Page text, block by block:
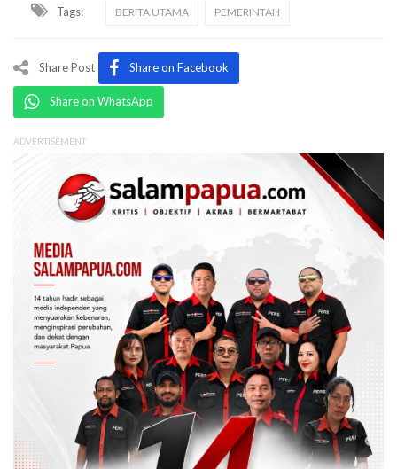
Tags: BERITA UTAMA PEMERINTAH
Share Post Share on Facebook
Share on WhatsApp
ADVERTISEMENT